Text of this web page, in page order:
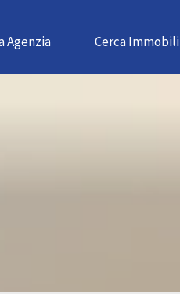
Agenzia Cerca Immobili